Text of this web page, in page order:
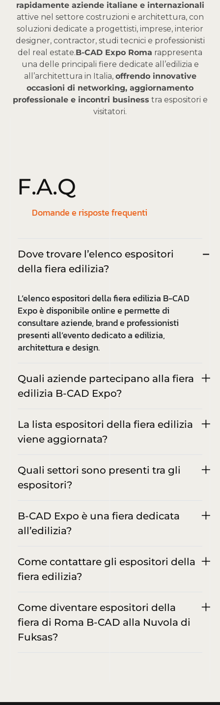
rapidamente aziende italiane e internazionali
attive nel settore costruzioni e architettura, con
soluzioni dedicate a progettisti, imprese, interior
designer, contractor, studi tecnici e professionisti
del real estate.B-CAD Expo Roma rappresenta
una delle principali fiere dedicate all’edilizia e
all’architettura in Italia, offrendo innovative
occasioni di networking, aggiornamento
professionale e incontri business tra espositori e
visitatori.
F.A.Q
Domande e risposte frequenti
Dove trovare l’elenco espositori
della fiera edilizia?
L’elenco espositori della fiera edilizia B-CAD
Expo è disponibile online e permette di
consultare aziende, brand e professionisti
presenti all’evento dedicato a edilizia,
architettura e design.
Quali aziende partecipano alla fiera
edilizia B-CAD Expo?
La lista espositori della fiera edilizia
viene aggiornata?
Quali settori sono presenti tra gli
espositori?
B-CAD Expo è una fiera dedicata
all’edilizia?
Come contattare gli espositori della
fiera edilizia?
Come diventare espositori della
fiera di Roma B-CAD alla Nuvola di
Fuksas?